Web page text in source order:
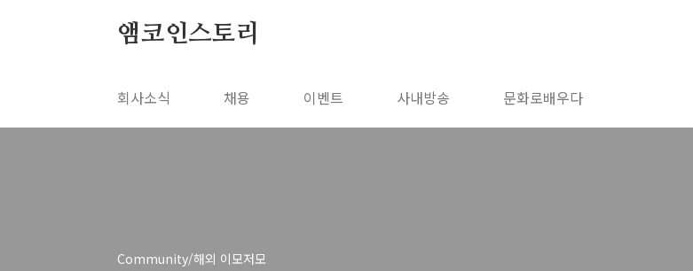
앰코인스토리
회사소식 채용 이벤트 사내방송 문화로배우다
Community/해외 이모저모